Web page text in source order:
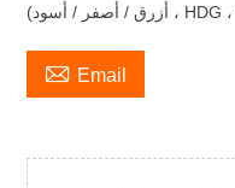
 Email